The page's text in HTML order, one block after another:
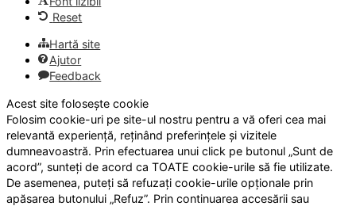
Reset
Hartă site
Ajutor
Feedback
Acest site folosește cookie
Folosim cookie-uri pe site-ul nostru pentru a vă oferi cea mai
relevantă experiență, reținând preferințele și vizitele
dumneavoastră. Prin efectuarea unui click pe butonul „Sunt de
acord”, sunteți de acord ca TOATE cookie-urile să fie utilizate.
De asemenea, puteți să refuzați cookie-urile opționale prin
apăsarea butonului „Refuz”. Prin continuarea accesării sau